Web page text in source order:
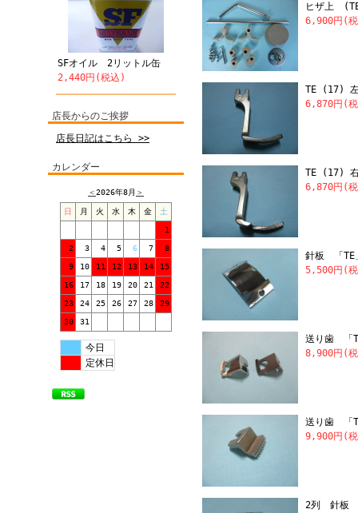
SFオイル 2リットル缶
2,440円(税込)
店長からのご挨拶
店長日記はこちら >>
カレンダー
＜2026年8月 ＞
日 月 火 水 木 金 土
1
2 3 4 5 6 7 8
9 10 11 12 13 14 15
16 17 18 19 20 21 22
23 24 25 26 27 28 29
30 31
今日
定休日
ヒザ上
6,900円(
TE (17)
6,870円(
TE (17)
6,870円(
針板 「
5,500円(
送り歯 「
8,900円(
送り歯 「
9,900円(
2列 針板